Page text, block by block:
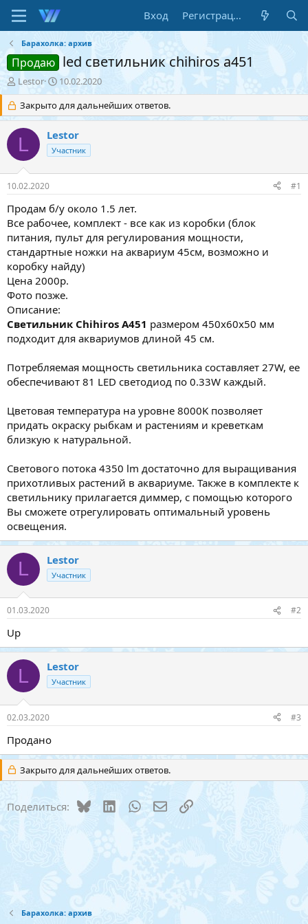
Вход Регистрация
Барахолка: архив
Продаю led светильник chihiros a451
А
в
т
о
р
е
м
Lestor
Д
а
т
а
а
ч
а
10.02.2020
Закрыто для дальнейших ответов.
L Lestor
Участник
10.02.2020 #1
Продам б/у около 1.5 лет.
Все рабочее, комплект - все как из коробки (блок
питания, пульт для регулирования мощности,
стандартные ножки на аквариум 45см, возможно и
коробку найду)
Цена 2000р.
Фото позже.
Описание:
Светильник Chihiros A451 размером 450x60x50 мм
подходит для аквариумов длиной 45 см.
Потребляемая мощность светильника составляет 27W, ее
обеспечивают 81 LED светодиод по 0.33W каждый.
Цветовая температура на уровне 8000K позволяет
придать окраску рыбкам и растениям и креветкам
близкую к натуральной.
Светового потока 4350 lm достаточно для выращивания
прихотливых растений в аквариуме. Также в комплекте к
светильнику прилагается диммер, с помощью которого
Вы сможете отрегулировать оптимальный уровень
освещения.
L Lestor
Участник
01.03.2020 #2
Up
L Lestor
Участник
02.03.2020 #3
Продано
Закрыто для дальнейших ответов.
Поделиться: BlueskyLinkedInWhatsAppЭлектронная почта
Ссылка
Барахолка: архив